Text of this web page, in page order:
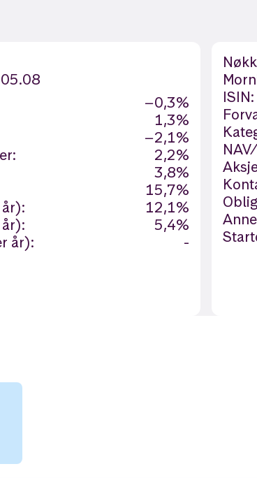
−0,3%
1,3%
−2,1%
2,2%
3,8%
15,7%
12,1%
5,4%
år):
-
ISIN: